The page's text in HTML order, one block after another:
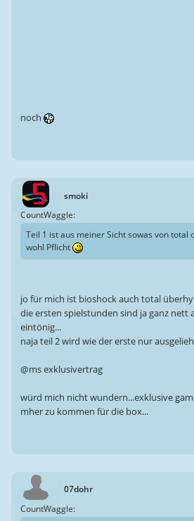
noch
smoki
CountWaggle:
Teil 1 ist aus meiner Sicht sowas von total
wohl Pflicht
jo für mich ist bioshock auch total
die ersten spielstunden sind ja ganz nett
eintönig...
naja teil 2 wird wie der erste nur
@ms exklusivertrag
würd mich nicht wundern...exklusive
mher zu kommen für die box...
07dohr
CountWaggle: